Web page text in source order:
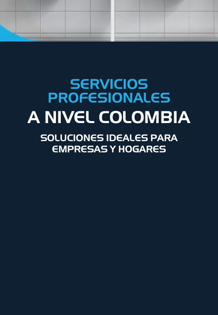
SERVICIOS
PROFESIONALES
A NIVEL COLOMBIA
SOLUCIONES IDEALES PARA
EMPRESAS Y HOGARES